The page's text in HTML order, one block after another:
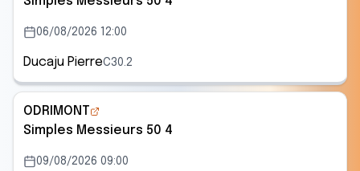
06/08/2026 12:00
Ducaju PierreC30.2
ODRIMONT
Simples Messieurs 50 4
09/08/2026 09:00